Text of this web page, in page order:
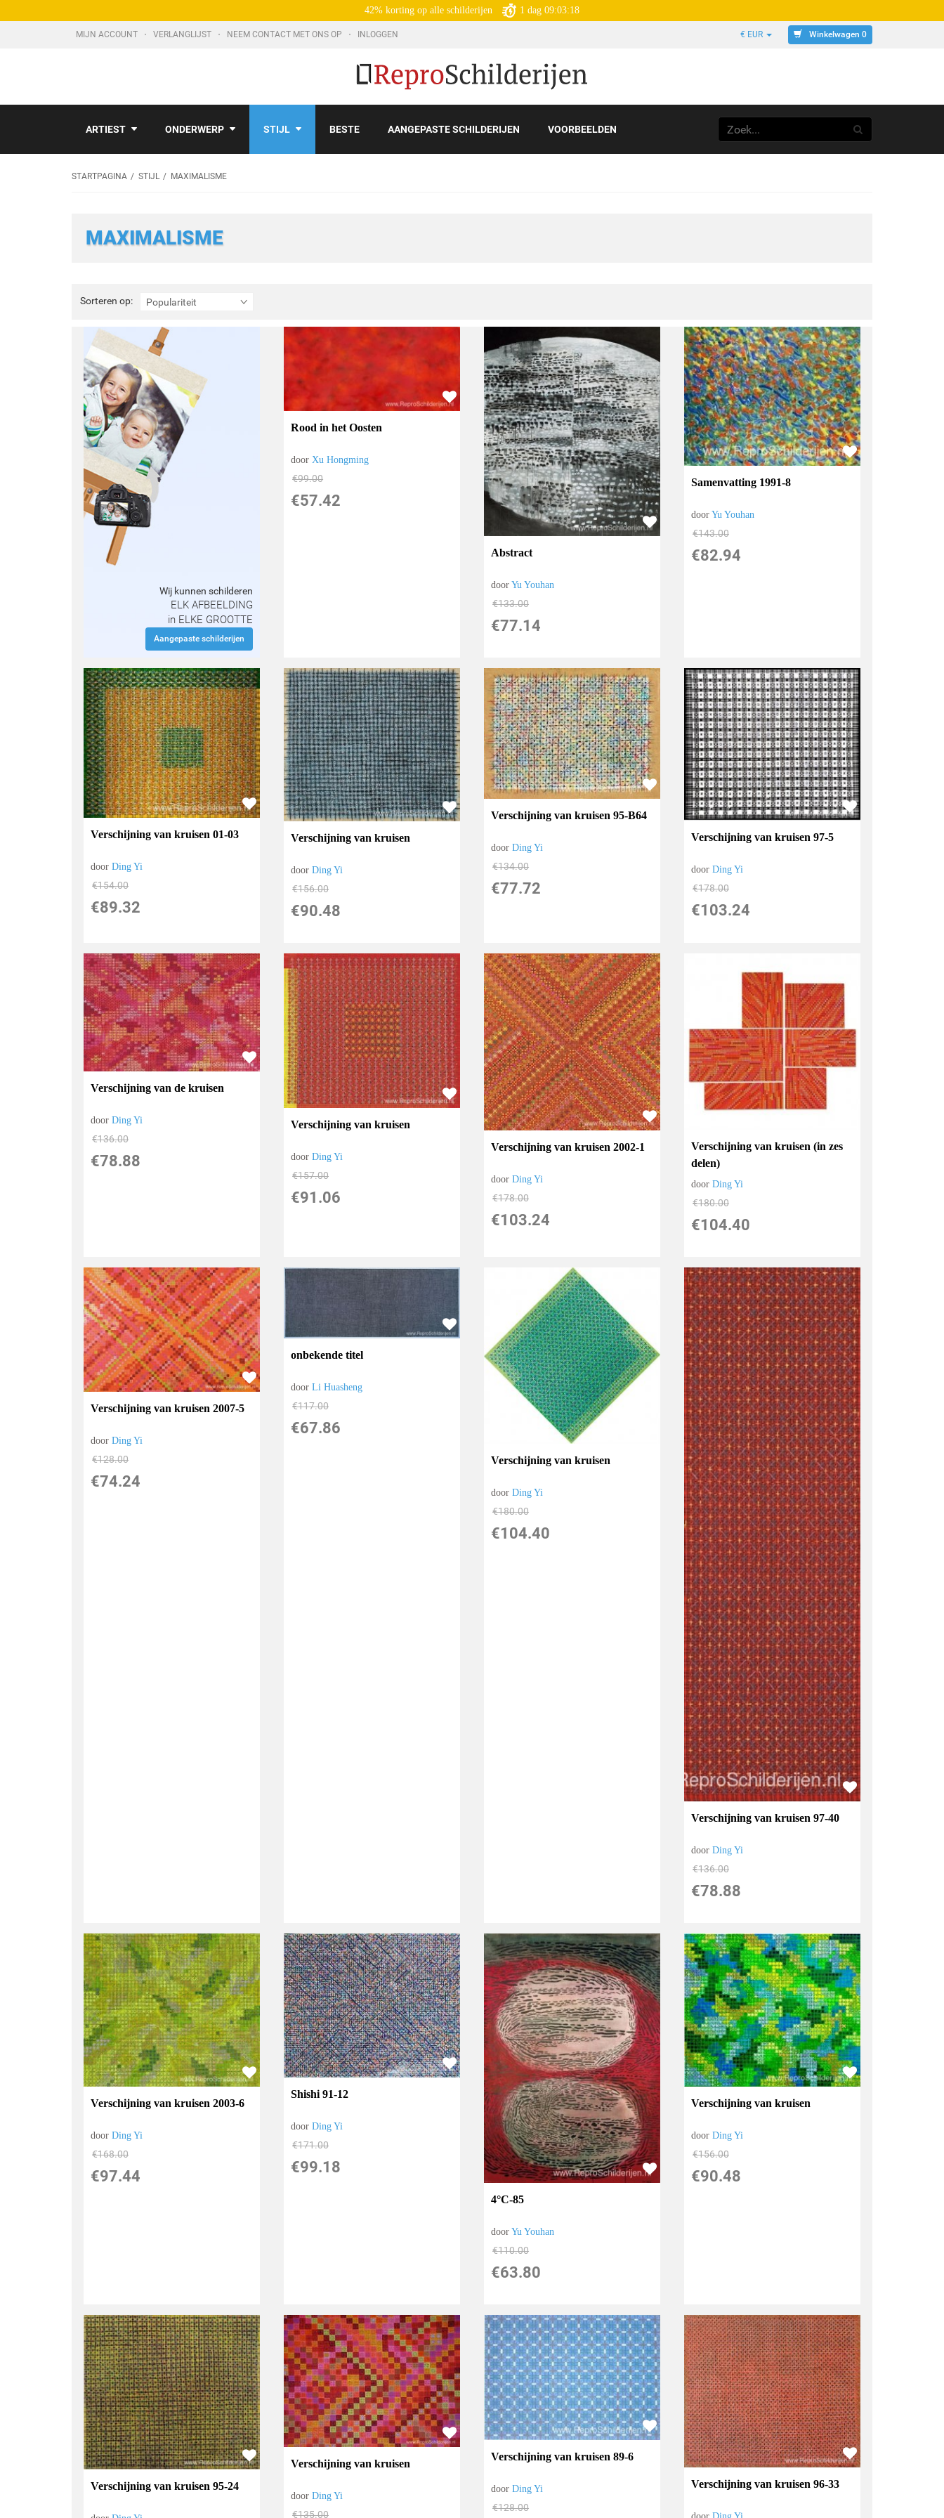
42% korting op alle schilderijen 1 dag 09:03:17
MIJN ACCOUNT VERLANGLIJST NEEM CONTACT MET ONS OP INLOGGEN € EUR Winkelwagen 0
ARTIEST ONDERWERP STIJL BESTE AANGEPASTE SCHILDERIJEN VOORBEELDEN
STARTPAGINA STIJL MAXIMALISME
MAXIMALISME
Sorteren op: Populariteit
Sorteren
op:
Wij kunnen schilderen
ELK AFBEELDING
in ELKE GROOTTE
Aangepaste schilderijen
Rood in het Oosten
door Xu Hongming
€99.00
€57.42
Abstract
doorYu Youhan
€133.00
€77.14
Samenvatting 1991-8
doorYu Youhan
€143.00
€82.94
Verschijning van kruisen 01-03
doorDing Yi
€154.00
€89.32
Verschijning van kruisen
doorDing Yi
€156.00
€90.48
Verschijning van kruisen 95-B64
doorDing Yi
€134.00
€77.72
Verschijning van kruisen 97-5
doorDing Yi
€178.00
€103.24
Verschijning van de kruisen
doorDing Yi
€136.00
€78.88
Verschijning van kruisen
doorDing Yi
€157.00
€91.06
Verschijning van kruisen 2002-1
doorDing Yi
€178.00
€103.24
Verschijning van kruisen (in zes
delen)
doorDing Yi
€180.00
€104.40
Verschijning van kruisen 2007-5
doorDing Yi
€128.00
€74.24
onbekende titel
doorLi Huasheng
€117.00
€67.86
Verschijning van kruisen
doorDing Yi
€180.00
€104.40
Verschijning van kruisen 97-40
doorDing Yi
€136.00
€78.88
Verschijning van kruisen 2003-6
doorDing Yi
€168.00
€97.44
Shishi 91-12
doorDing Yi
€171.00
€99.18
4°C-85
doorYu Youhan
€110.00
€63.80
Verschijning van kruisen
doorDing Yi
€156.00
€90.48
Verschijning van kruisen 95-24
Verschijning van kruisen
doorDing Yi
€135.00
Verschijning van kruisen 89-6
doorDing Yi
€128.00
Verschijning van kruisen 96-33